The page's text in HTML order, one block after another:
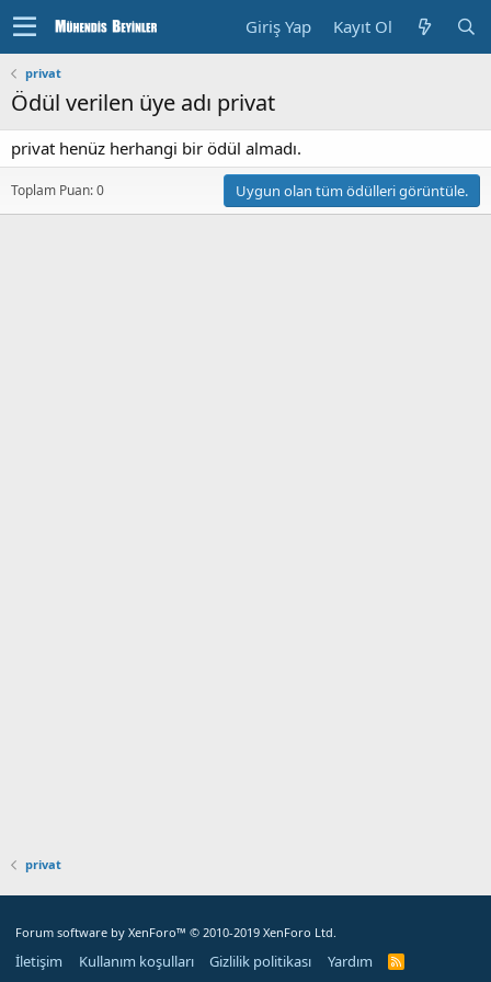
Giriş Yap Kayıt Ol
privat
Ödül verilen üye adı privat
privat henüz herhangi bir ödül almadı.
Toplam Puan: 0 Uygun olan tüm ödülleri görüntüle.
privat
Forum software by XenForo™ © 2010-2019 XenForo Ltd.
İletişim Kullanım koşulları Gizlilik politikası Yardım
R